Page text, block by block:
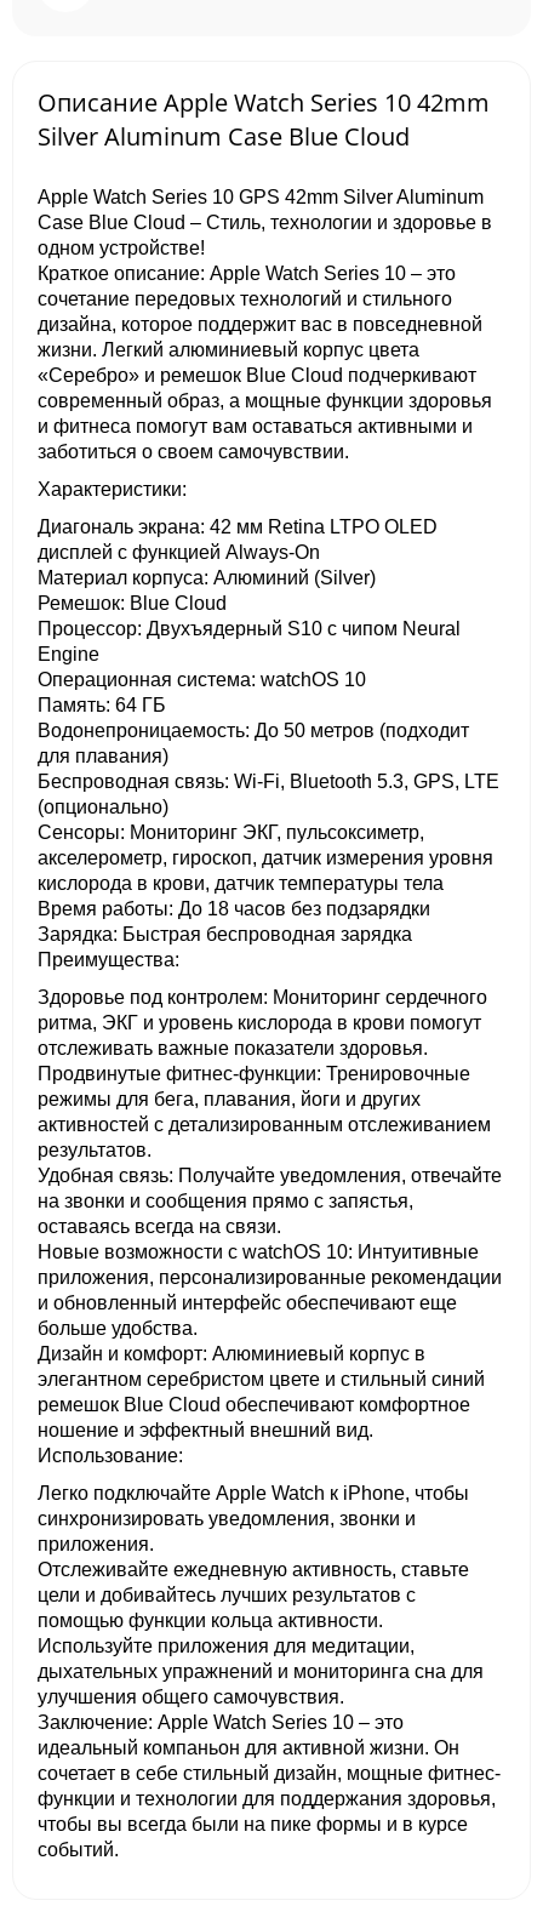
Описание Apple Watch Series 10 42mm
Silver Aluminum Case Blue Cloud
Apple Watch Series 10 GPS 42mm Silver Aluminum
Case Blue Cloud – Стиль, технологии и здоровье в
одном устройстве!
Краткое описание: Apple Watch Series 10 – это
сочетание передовых технологий и стильного
дизайна, которое поддержит вас в повседневной
жизни. Легкий алюминиевый корпус цвета
«Серебро» и ремешок Blue Cloud подчеркивают
современный образ, а мощные функции здоровья
и фитнеса помогут вам оставаться активными и
заботиться о своем самочувствии.
Характеристики:
Диагональ экрана: 42 мм Retina LTPO OLED
дисплей с функцией Always-On
Материал корпуса: Алюминий (Silver)
Ремешок: Blue Cloud
Процессор: Двухъядерный S10 с чипом Neural
Engine
Операционная система: watchOS 10
Память: 64 ГБ
Водонепроницаемость: До 50 метров (подходит
для плавания)
Беспроводная связь: Wi-Fi, Bluetooth 5.3, GPS, LTE
(опционально)
Сенсоры: Мониторинг ЭКГ, пульсоксиметр,
акселерометр, гироскоп, датчик измерения уровня
кислорода в крови, датчик температуры тела
Время работы: До 18 часов без подзарядки
Зарядка: Быстрая беспроводная зарядка
Преимущества:
Здоровье под контролем: Мониторинг сердечного
ритма, ЭКГ и уровень кислорода в крови помогут
отслеживать важные показатели здоровья.
Продвинутые фитнес-функции: Тренировочные
режимы для бега, плавания, йоги и других
активностей с детализированным отслеживанием
результатов.
Удобная связь: Получайте уведомления, отвечайте
на звонки и сообщения прямо с запястья,
оставаясь всегда на связи.
Новые возможности с watchOS 10: Интуитивные
приложения, персонализированные рекомендации
и обновленный интерфейс обеспечивают еще
больше удобства.
Дизайн и комфорт: Алюминиевый корпус в
элегантном серебристом цвете и стильный синий
ремешок Blue Cloud обеспечивают комфортное
ношение и эффектный внешний вид.
Использование:
Легко подключайте Apple Watch к iPhone, чтобы
синхронизировать уведомления, звонки и
приложения.
Отслеживайте ежедневную активность, ставьте
цели и добивайтесь лучших результатов с
помощью функции кольца активности.
Используйте приложения для медитации,
дыхательных упражнений и мониторинга сна для
улучшения общего самочувствия.
Заключение: Apple Watch Series 10 – это
идеальный компаньон для активной жизни. Он
сочетает в себе стильный дизайн, мощные фитнес-
функции и технологии для поддержания здоровья,
чтобы вы всегда были на пике формы и в курсе
событий.